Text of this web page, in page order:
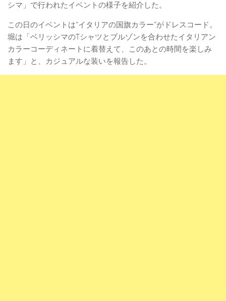
シマ」で行われたイベントの様子を紹介した。
この日のイベントは“イタリアの国旗カラー”がドレスコード。
堀は「ベリッシマのTシャツとブルゾンを合わせたイタリアン
カラーコーディネートに着替えて、このあとの時間を楽しみ
ます」と、カジュアルな装いを報告した。